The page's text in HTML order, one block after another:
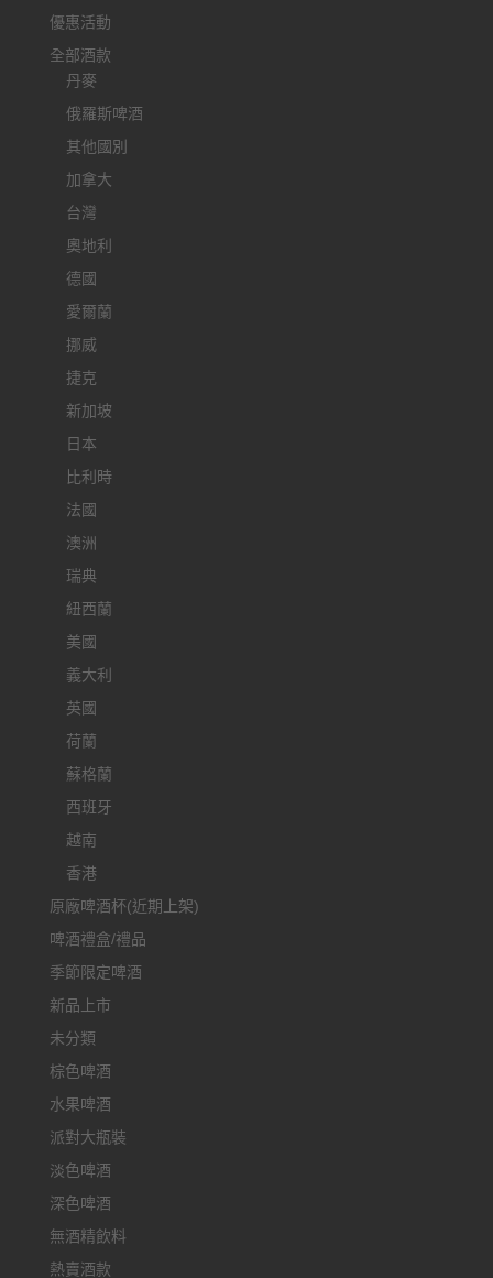
優惠活動
全部酒款
丹麥
俄羅斯啤酒
其他國別
加拿大
台灣
奧地利
德國
愛爾蘭
挪威
捷克
新加坡
日本
比利時
法國
澳洲
瑞典
紐西蘭
美國
義大利
英國
荷蘭
蘇格蘭
西班牙
越南
香港
原廠啤酒杯(近期上架)
啤酒禮盒/禮品
季節限定啤酒
新品上市
未分類
棕色啤酒
水果啤酒
派對大瓶裝
淡色啤酒
深色啤酒
無酒精飲料
熱賣酒款